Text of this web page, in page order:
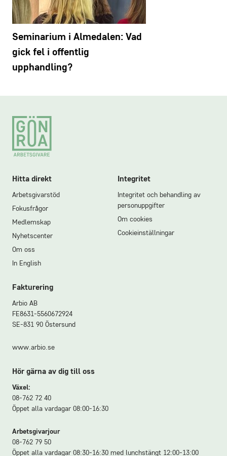
Seminarium i Almedalen: Vad
gick fel i offentlig
upphandling?
Footer
Hitta direkt
Arbetsgivarstöd
Fokusfrågor
Medlemskap
Nyhetscenter
Om oss
In English
Integritet
Integritet och behandling av
personuppgifter
Om cookies
Cookieinställningar
Fakturering
Arbio AB
FE8631-5560672924
SE-831 90 Östersund
www.arbio.se
Hör gärna av dig till oss
Växel:
08-762 72 40
Öppet alla vardagar 08:00-16:30
Arbetsgivarjour
08-762 79 50
Öppet alla vardagar 08:30-16:30 med lunchstängt 12:00-13:00